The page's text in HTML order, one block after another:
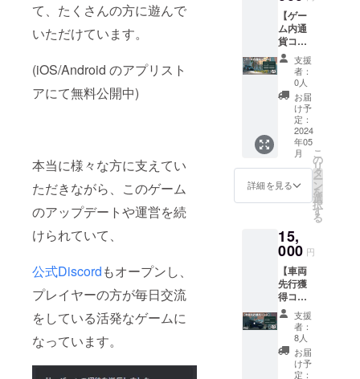
て、たくさんの方に遊んで
いただけています。
(iOS/Android のアプリスト
アにて無料公開中)
本当に様々な方に支えてい
ただきながら、このゲーム
のアップデートや運営を続
けられていて、
公式Discordもオープンし、
プレイヤーの方が毎日交流
をしている活発なゲームに
なっています。
しま
す。 [ク
レジッ
ト掲載
につい
て] 備考
欄に掲
載した
いお名
前をご
記入く
ださ
い。
(ニック
ネーム
載は1ア
トにつ
き1名ま
でとな
りま
す。 下
記の内
容に当
てはま
るニッ
クネー
ムは下
えま
す。 ・
2024年
5～8月
頃実施
予定の
V2アッ
プデー
トに
て、
「N3Ra
lly」の
サポー
ターと
してお
ト掲
載」い
たしま
す。 ・
CAMPF
IRE内
メッ
セージ
機能に
て、
2024年
【ゲー
ム内通
貨コー
スB】
・2024
年5月以
降に、
支援額
10,000
円相当
の「④
ゲーム
内通
貨」を
獲得で
きるシ
コード
がもら
えま
す。 ・
2024年
5～8月
頃実施
予定の
V2アッ
プデー
トに
て、
支援
者：
0人
お届
け予
定：
2024
年05
月
詳細を見る
こ
の
リ
タ
ー
ン
を
選
択
す
る
15,
000 円
【車両
先行獲
得コー
ス】 ※
こちら
のコー
スでは
ゲーム
内通貨
支援
者：
8人
お届
け予
定：